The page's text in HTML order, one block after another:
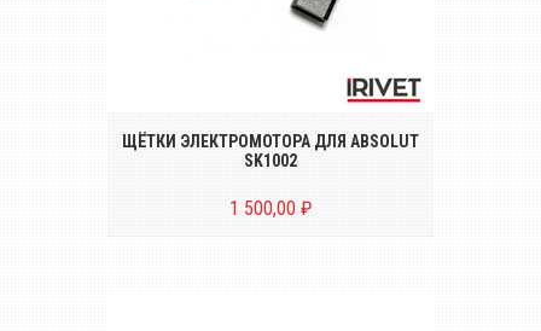
заклёпочника ABSOLUT SK1002
ЩЁТКИ ЭЛЕКТРОМОТОРА ДЛЯ ABSOLUT
SK1002
1 500,00 ₽